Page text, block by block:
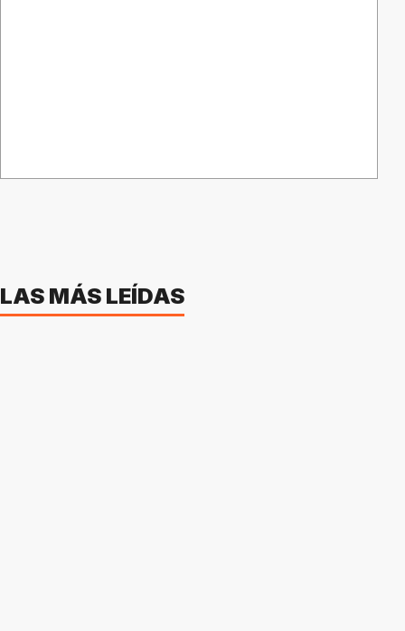
LAS MÁS LEÍDAS